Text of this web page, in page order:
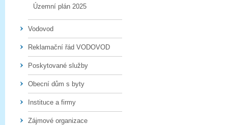
Územní plán 2025
Vodovod
Reklamační řád VODOVOD
Poskytované služby
Obecní dům s byty
Instituce a firmy
Zájmové organizace